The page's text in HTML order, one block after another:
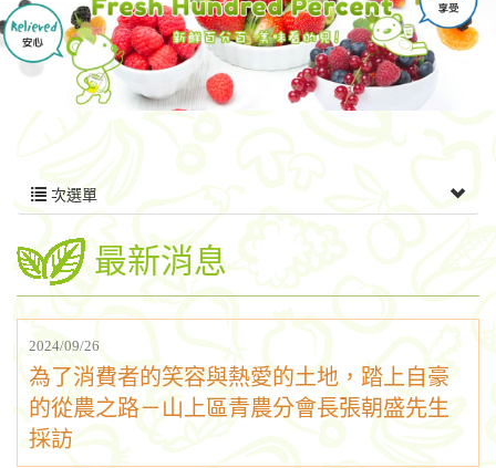
次選單
最新消息
2024/09/26
為了消費者的笑容與熱愛的土地，踏上自豪
的從農之路－山上區青農分會長張朝盛先生
採訪